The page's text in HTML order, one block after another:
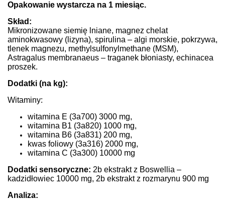
Opakowanie wystarcza na 1 miesiąc.
Skład:
Mikronizowane siemię lniane, magnez chelat
aminokwasowy (lizyna), spirulina – algi morskie, pokrzywa,
tlenek magnezu, methylsulfonylmethane (MSM),
Astragalus membranaeus – traganek błoniasty, echinacea
proszek.
Dodatki (na kg):
Witaminy:
witamina E (3a700) 3000 mg,
witamina B1 (3a820) 1000 mg,
witamina B6 (3a831) 200 mg,
kwas foliowy (3a316) 2000 mg,
witamina C (3a300) 10000 mg
Dodatki sensoryczne: 2b ekstrakt z Boswellia –
kadzidłowiec 10000 mg, 2b ekstrakt z rozmarynu 900 mg
Analiza: